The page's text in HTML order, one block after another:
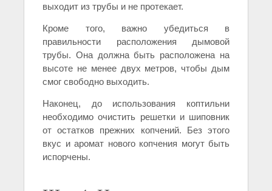
выходит из трубы и не протекает.
Кроме того, важно убедиться в
правильности расположения дымовой
трубы. Она должна быть расположена на
высоте не менее двух метров, чтобы дым
смог свободно выходить.
Наконец, до использования коптильни
необходимо очистить решетки и шиповник
от остатков прежних копчений. Без этого
вкус и аромат нового копчения могут быть
испорчены.